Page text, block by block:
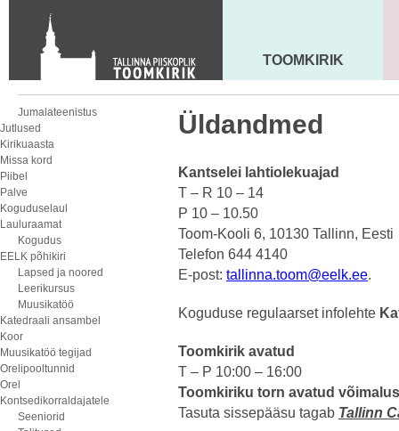
Toom-Kooli 6, 10130 TALLINN
tallinna.toom
+372 644 4140
MAARJA KIRIK
TOOMKIRIK
Jumalateenistus
Jutlused
Kirikuaasta
Missa kord
Piibel
Palve
Koguduselaul
Lauluraamat
Kogudus
EELK põhikiri
Lapsed ja noored
Leerikursus
Muusikatöö
Katedraali ansambel
Koor
Muusikatöö tegijad
Orelipooltunnid
Orel
Kontsedikorraldajatele
Seeniorid
Üldandmed
Kantselei lahtiolekuajad
T – R 10 – 14
P 10 – 10.50
Toom-Kooli 6, 10130 Tallinn, Eesti
Telefon 644 4140
E-post: tallinna.toom@eelk.ee.
Koguduse regulaarset infolehte
Toomkirik avatud
T – P 10:00 – 16:00
Toomkiriku torn avatud
Tasuta sissepääsu tagab Tallinn